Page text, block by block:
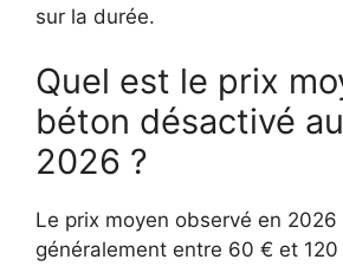
sur la durée.
Quel est le prix
béton désactivé
2026 ?
Le prix moyen observé en 2026
généralement entre 60 € et 120